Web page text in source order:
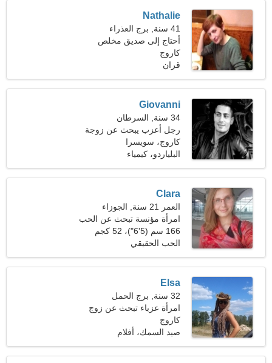
Nathalie
41 سنة, برج العذراء
أحتاج إلى صديق مخلص
للسفر
كاروج
قران
Giovanni
34 سنة, السرطان
رجل أعزب يبحث عن زوجة
24-32
كاروج، سويسرا
البلياردو، كيمياء
Clara
العمر 21 سنة, الجوزاء
امرأة مؤنسة تبحث عن الحب
الحقيقي
166 سم (5'6")، 52 كجم
(114 رطلا)
الحب الحقيقي
Elsa
32 سنة, برج الحمل
امرأة عزباء تبحث عن زوج
36-39
كاروج
صيد السمك، أفلام